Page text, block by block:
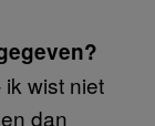
wist niet
dan